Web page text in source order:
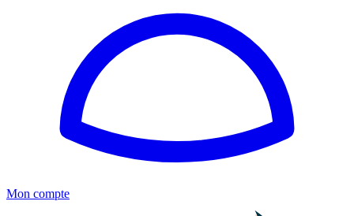
Mon compte